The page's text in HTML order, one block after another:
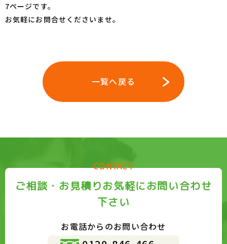
7ページです。
お気軽にお問合せくださいませ。
一覧へ戻る
CONTACT
ご相談・お見積りお気軽にお問い合わせ
下さい
お電話からのお問い合わせ